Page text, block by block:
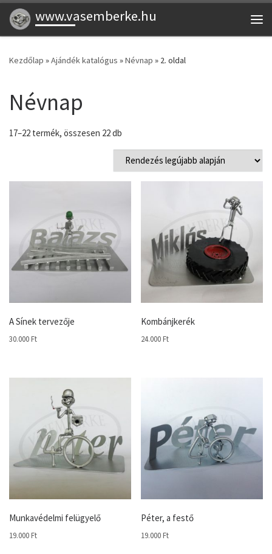
Skip to content
www.vasemberke.hu
Kezdőlap »Ajándék katalógus »Névnap » 2. oldal
Névnap
17–22 termék, összesen 22 db
A Sínek tervezője
30.000 Ft
Kombánjkerék
24.000 Ft
Munkavédelmi felügyelő
19.000 Ft
Péter, a festő
19.000 Ft